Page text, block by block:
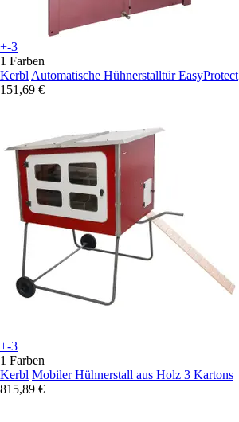
+-3
1 Farben
Kerbl Automatische Hühnerstalltür EasyProtect
151,69 €
+-3
1 Farben
Kerbl Mobiler Hühnerstall aus Holz 3 Kartons
815,89 €